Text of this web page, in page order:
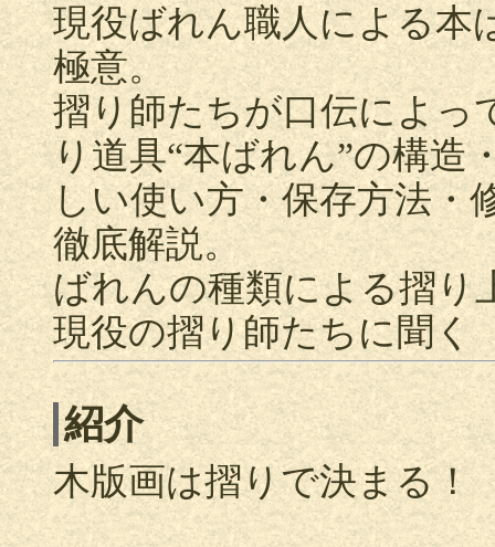
現役ばれん職人による本
極意。
摺り師たちが口伝によっ
り道具“本ばれん”の構造
しい使い方・保存方法・
徹底解説。
ばれんの種類による摺り
現役の摺り師たちに聞く
紹介
木版画は摺りで決まる！